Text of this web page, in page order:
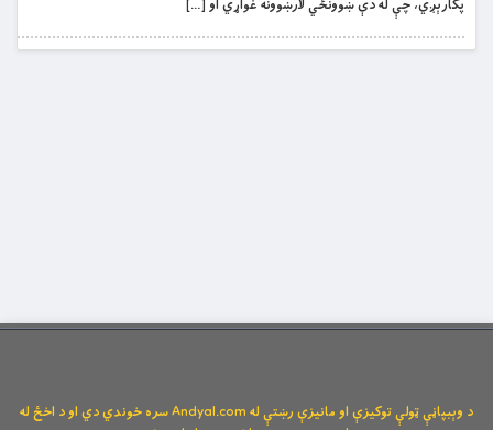
پکارېږي، چې له دې ښوونځي لارښوونه غواړي او […]
د وېبپاڼې ټولې توکیزې او مانیزې رښتې له Andyal.com سره خوندي دي او د اخځ له